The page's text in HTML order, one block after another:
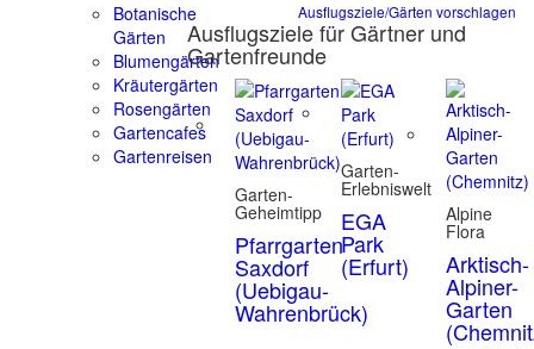
Botanische
Gärten
Blumengärten
Kräutergärten
Rosengärten
Gartencafes
Gartenreisen
Ausflugsziele/Gärten vorschlagen
Ausflugsziele für Gärtner und
Gartenfreunde
Garten-
Geheimtipp
Pfarrgarten
Saxdorf
(Uebigau-
Wahrenbrück)
Garten-
Erlebniswelt
EGA
Park
(Erfurt)
Alpine
Flora
Arktisch-
Alpiner-
Garten